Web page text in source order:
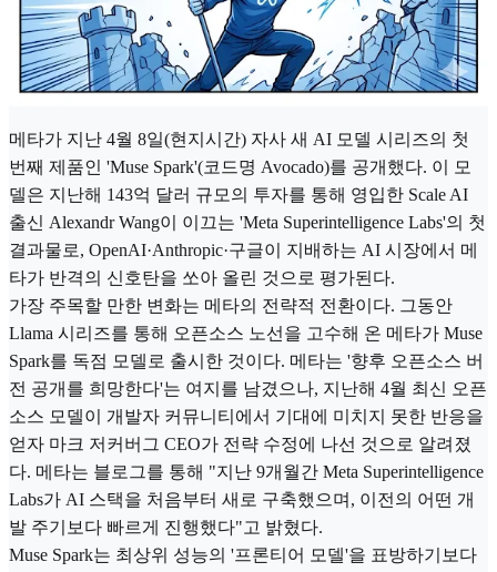
메타가 지난 4월 8일(현지시간) 자사 새 AI 모델 시리즈의 첫
번째 제품인 'Muse Spark'(코드명 Avocado)를 공개했다. 이 모
델은 지난해 143억 달러 규모의 투자를 통해 영입한 Scale AI
출신 Alexandr Wang이 이끄는 'Meta Superintelligence Labs'의 첫
결과물로, OpenAI·Anthropic·구글이 지배하는 AI 시장에서 메
타가 반격의 신호탄을 쏘아 올린 것으로 평가된다.
가장 주목할 만한 변화는 메타의 전략적 전환이다. 그동안
Llama 시리즈를 통해 오픈소스 노선을 고수해 온 메타가 Muse
Spark를 독점 모델로 출시한 것이다. 메타는 '향후 오픈소스 버
전 공개를 희망한다'는 여지를 남겼으나, 지난해 4월 최신 오픈
소스 모델이 개발자 커뮤니티에서 기대에 미치지 못한 반응을
얻자 마크 저커버그 CEO가 전략 수정에 나선 것으로 알려졌
다. 메타는 블로그를 통해 "지난 9개월간 Meta Superintelligence
Labs가 AI 스택을 처음부터 새로 구축했으며, 이전의 어떤 개
발 주기보다 빠르게 진행했다"고 밝혔다.
Muse Spark는 최상위 성능의 '프론티어 모델'을 표방하기보다